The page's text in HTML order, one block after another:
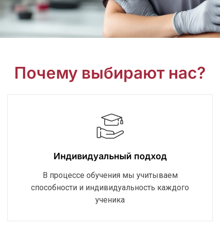
Почему выбирают нас?
Индивидуальный подход
В процессе обучения мы учитываем
способности и индивидуальность каждого
ученика